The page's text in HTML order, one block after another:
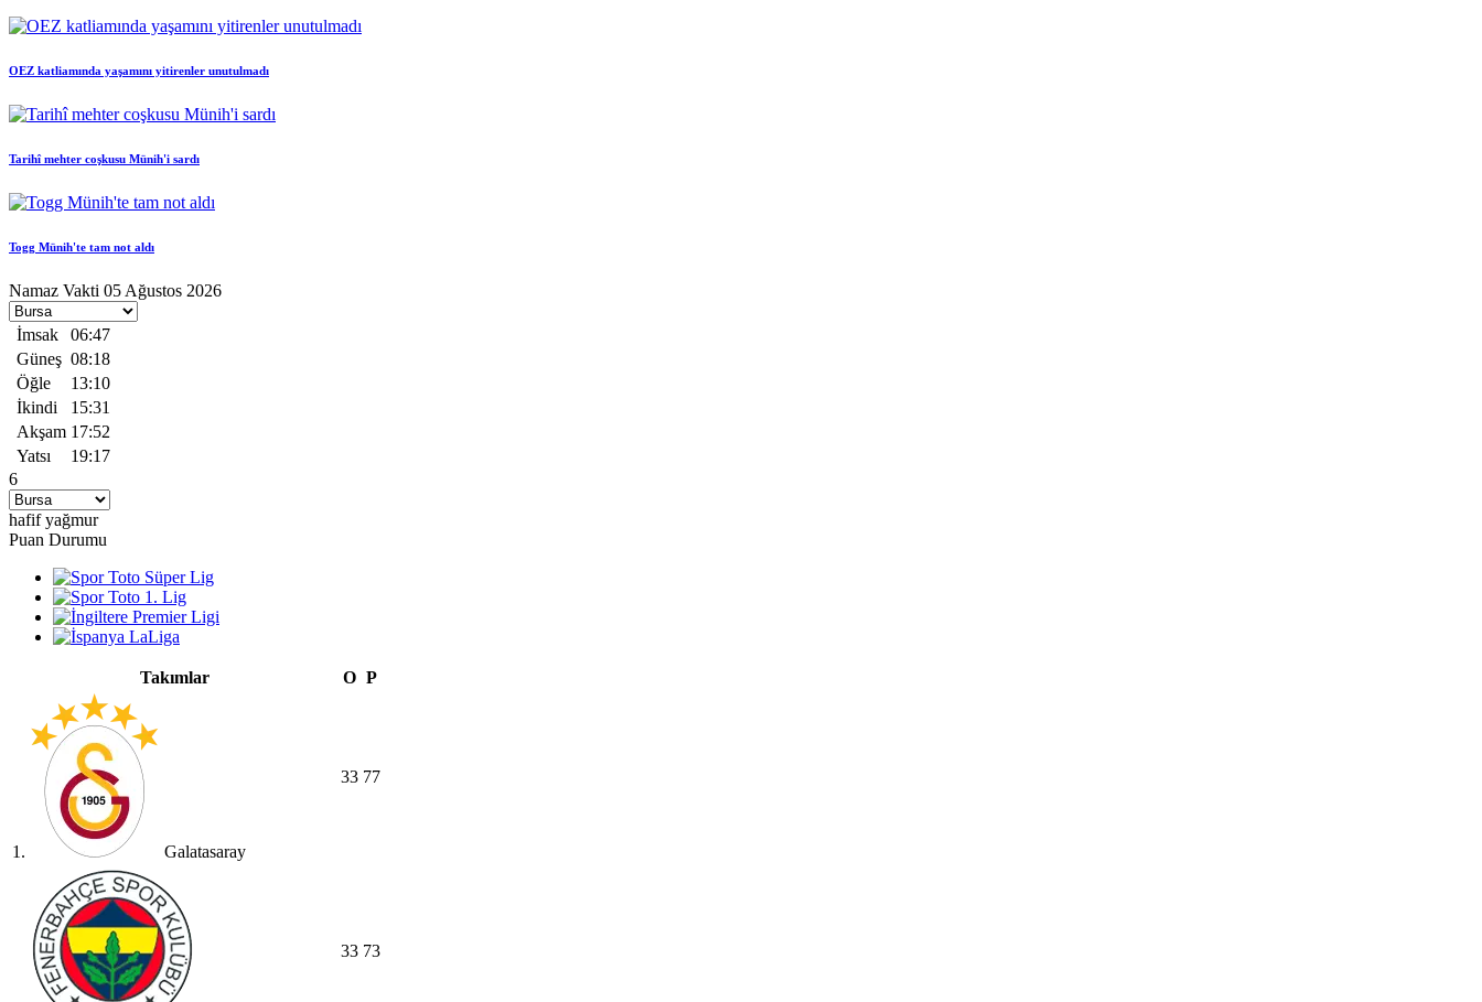
OEZ katliamında yaşamını yitirenler unutulmadı
Tarihî mehter coşkusu Münih'i sardı
Togg Münih'te tam not aldı
Namaz Vakti 05 Ağustos 2026
İmsak
06:47
Güneş 08:18
Öğle
13:10
İkindi
15:31
Akşam 17:52
Yatsı
19:17
6
hafif yağmur
Puan Durumu
Takımlar O P
1. Galatasaray
33 77
33 73